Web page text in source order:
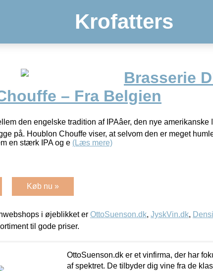
Krofatters
Brasserie
– Fra Belgien
den engelske tradition af IPAâer, den nye
på. Houblon Chouffe viser, at selvom den er meget
en stærk IPA og e (Læs mere)
Køb nu »
i øjeblikket er OttoSuenson.dk, JyskVin.dk,
til gode priser.
OttoSuenson.dk er et vinfirma, der har
af spektret. De tilbyder dig vine fra de